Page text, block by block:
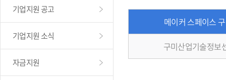
기업지원 공고
기업지원 소식
자금지원
메이커 스페이스
구미산업기술정보